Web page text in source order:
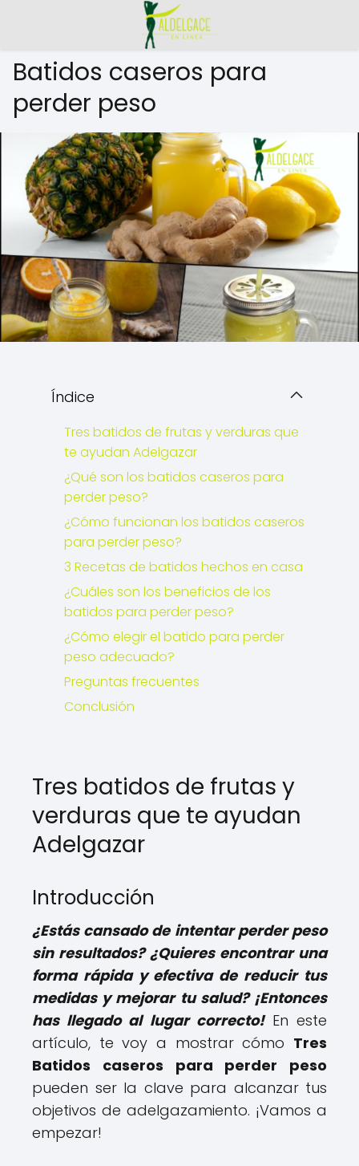
Batidos caseros para
perder peso
Índice
Tres batidos de frutas y verduras que
te ayudan Adelgazar
¿Qué son los batidos caseros para
perder peso?
¿Cómo funcionan los batidos caseros
para perder peso?
3 Recetas de batidos hechos en casa
¿Cuáles son los beneficios de los
batidos para perder peso?
¿Cómo elegir el batido para perder
peso adecuado?
Preguntas frecuentes
Conclusión
Tres batidos de frutas y
verduras que te ayudan
Adelgazar
Introducción
¿Estás cansado de intentar perder peso
sin resultados? ¿Quieres encontrar una
forma rápida y efectiva de reducir tus
medidas y mejorar tu salud? ¡Entonces
has llegado al lugar correcto!En este
artículo, te voy a mostrar cómo Tres
Batidos caseros para perder peso
pueden ser la clave para alcanzar tus
objetivos de adelgazamiento. ¡Vamos a
empezar!